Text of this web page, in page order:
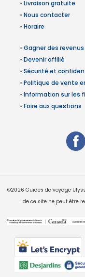
» Livraison gratuite
» Nous contacter
» Horaire
» Gagner des
» Devenir affilié
» Sécurité et
» Politique de vente
» Information sur les
» Foire aux questions
©2026 Guides de voyage
de ce site ne peut être